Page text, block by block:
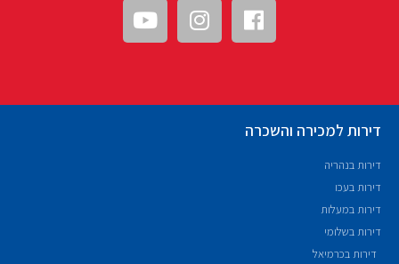
דירות למכירה והשכרה
דירות בנהריה
דירות בעכו
דירות במעלות
דירות בשלומי
דירות בכרמיאל